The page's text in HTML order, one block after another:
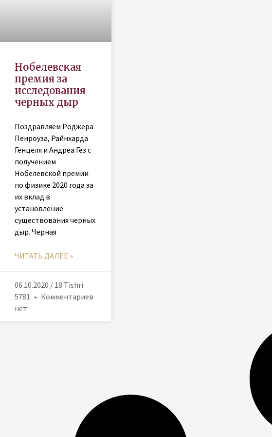
Нобелевская
премия за
исследования
черных дыр
Поздравляем Роджера
Пенроуза, Райнхарда
Генцеля и Андреа Гез с
получением
Нобелевской премии
по физике 2020 года за
их вклад в
установление
существования черных
дыр. Черная
ЧИТАТЬ ДАЛЕЕ »
06.10.2020 / 18 Tishri
5781
Комментариев
нет